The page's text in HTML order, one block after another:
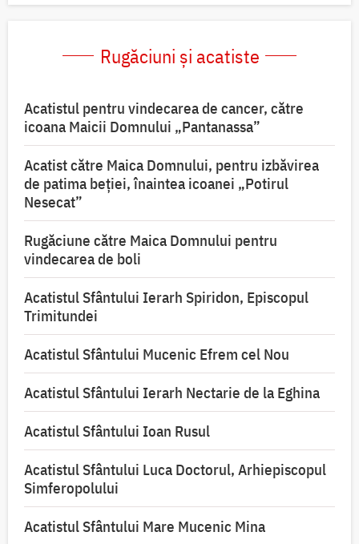
Rugăciuni și acatiste
Acatistul pentru vindecarea de cancer, către
icoana Maicii Domnului „Pantanassa”
Acatist către Maica Domnului, pentru izbăvirea
de patima beției, înaintea icoanei „Potirul
Nesecat”
Rugăciune către Maica Domnului pentru
vindecarea de boli
Acatistul Sfântului Ierarh Spiridon, Episcopul
Trimitundei
Acatistul Sfântului Mucenic Efrem cel Nou
Acatistul Sfântului Ierarh Nectarie de la Eghina
Acatistul Sfântului Ioan Rusul
Acatistul Sfântului Luca Doctorul, Arhiepiscopul
Simferopolului
Acatistul Sfântului Mare Mucenic Mina